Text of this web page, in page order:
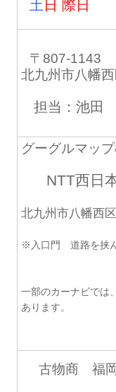
土 日 際日
〒807-1143
北九州市八幡
担当：池田
グーグルマッ
NTT西日
北九州市八幡西
※入口門 道路を挟
一部のカーナビでは
あります。
古物商 福岡